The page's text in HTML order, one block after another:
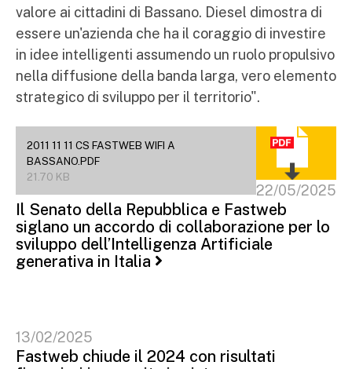
valore ai cittadini di Bassano. Diesel dimostra di
essere un'azienda che ha il coraggio di investire
in idee intelligenti assumendo un ruolo propulsivo
nella diffusione della banda larga, vero elemento
strategico di sviluppo per il territorio".
2011 11 11 CS FASTWEB WIFI A
BASSANO.PDF
21.70 KB
22/05/2025
Il Senato della Repubblica e Fastweb
siglano un accordo di collaborazione per lo
sviluppo dell’Intelligenza Artificiale
generativa in Italia
13/02/2025
Fastweb chiude il 2024 con risultati